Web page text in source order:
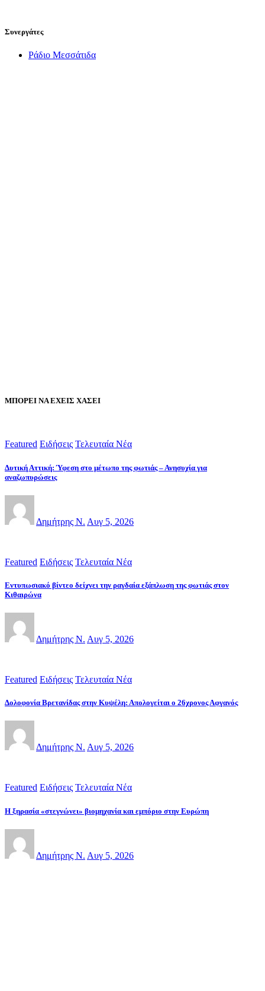
Συνεργάτες
Ράδιο Μεσσάτιδα
ΜΠΟΡΕΙ ΝΑ ΕΧΕΙΣ ΧΑΣΕΙ
Featured Ειδήσεις Τελευταία Νέα
Δυτική Αττική: Ύφεση στο μέτωπο της φωτιάς – Ανησυχία για
αναζωπυρώσεις
Δημήτρης Ν. Αυγ 5, 2026
Featured Ειδήσεις Τελευταία Νέα
Εντυπωσιακό βίντεο δείχνει την ραγδαία εξάπλωση της φωτιάς στον
Κιθαιρώνα
Δημήτρης Ν. Αυγ 5, 2026
Featured Ειδήσεις Τελευταία Νέα
Δολοφονία Βρετανίδας στην Κυψέλη: Απολογείται ο 26χρονος Αφγανός
Δημήτρης Ν. Αυγ 5, 2026
Featured Ειδήσεις Τελευταία Νέα
Η ξηρασία «στεγνώνει» βιομηχανία και εμπόριο στην Ευρώπη
Δημήτρης Ν. Αυγ 5, 2026